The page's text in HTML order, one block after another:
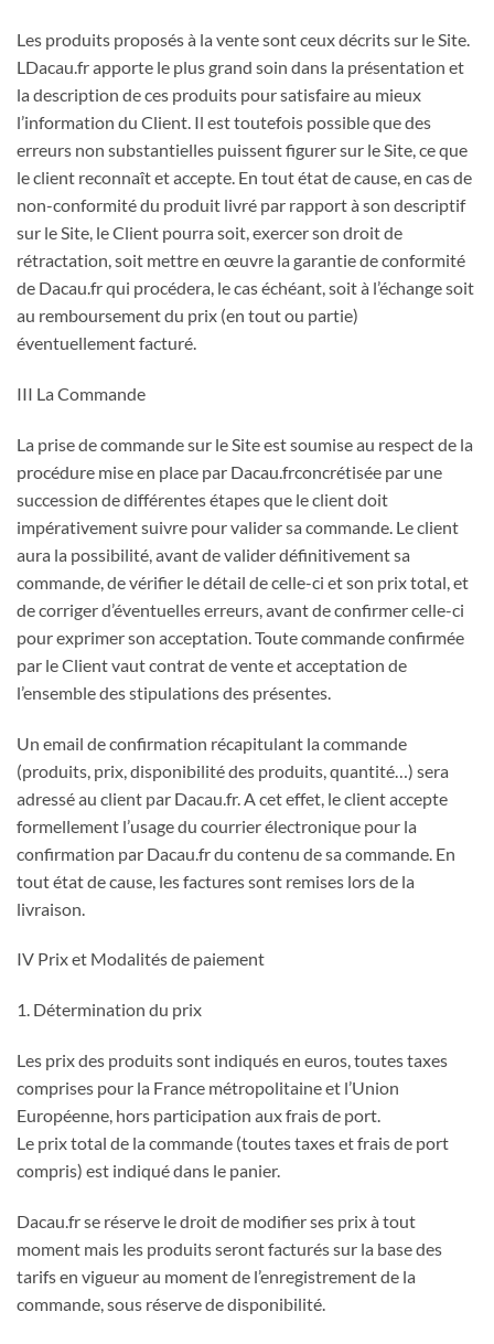
Les produits proposés à la vente sont ceux décrits sur le Site.
LDacau.fr apporte le plus grand soin dans la présentation et
la description de ces produits pour satisfaire au mieux
l’information du Client. Il est toutefois possible que des
erreurs non substantielles puissent figurer sur le Site, ce que
le client reconnaît et accepte. En tout état de cause, en cas de
non-conformité du produit livré par rapport à son descriptif
sur le Site, le Client pourra soit, exercer son droit de
rétractation, soit mettre en œuvre la garantie de conformité
de Dacau.fr qui procédera, le cas échéant, soit à l’échange soit
au remboursement du prix (en tout ou partie)
éventuellement facturé.
III La Commande
La prise de commande sur le Site est soumise au respect de la
procédure mise en place par Dacau.frconcrétisée par une
succession de différentes étapes que le client doit
impérativement suivre pour valider sa commande. Le client
aura la possibilité, avant de valider définitivement sa
commande, de vérifier le détail de celle-ci et son prix total, et
de corriger d’éventuelles erreurs, avant de confirmer celle-ci
pour exprimer son acceptation. Toute commande confirmée
par le Client vaut contrat de vente et acceptation de
l’ensemble des stipulations des présentes.
Un email de confirmation récapitulant la commande
(produits, prix, disponibilité des produits, quantité…) sera
adressé au client par Dacau.fr. A cet effet, le client accepte
formellement l’usage du courrier électronique pour la
confirmation par Dacau.fr du contenu de sa commande. En
tout état de cause, les factures sont remises lors de la
livraison.
IV Prix et Modalités de paiement
1. Détermination du prix
Les prix des produits sont indiqués en euros, toutes taxes
comprises pour la France métropolitaine et l’Union
Européenne, hors participation aux frais de port.
Le prix total de la commande (toutes taxes et frais de port
compris) est indiqué dans le panier.
Dacau.fr se réserve le droit de modifier ses prix à tout
moment mais les produits seront facturés sur la base des
tarifs en vigueur au moment de l’enregistrement de la
commande, sous réserve de disponibilité.